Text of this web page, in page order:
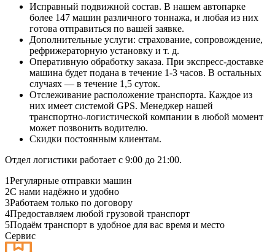
Исправный подвижной состав. В нашем автопарке
более 147 машин различного тоннажа, и любая из них
готова отправиться по вашей заявке.
Дополнительные услуги: страхование, сопровождение,
рефрижераторную установку и т. д.
Оперативную обработку заказа. При экспресс-доставке
машина будет подана в течение 1-3 часов. В остальных
случаях — в течение 1,5 суток.
Отслеживание расположение транспорта. Каждое из
них имеет системой GPS. Менеджер нашей
транспортно-логистической компании в любой момент
может позвонить водителю.
Скидки постоянным клиентам.
Отдел логистики работает с 9:00 до 21:00.
1Регулярные отправки машин
2С нами надёжно и удобно
3Работаем только по договору
4Предоставляем любой грузовой транспорт
5Подаём транспорт в удобное для вас время и место
Сервис